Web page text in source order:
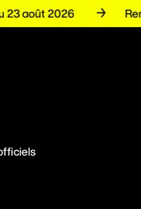
au 23 août 2026